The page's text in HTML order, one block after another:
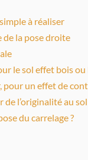
à réaliser
de la pose droite
le sol effet bois ou
pour un effet de
de l’originalité au sol
du carrelage ?